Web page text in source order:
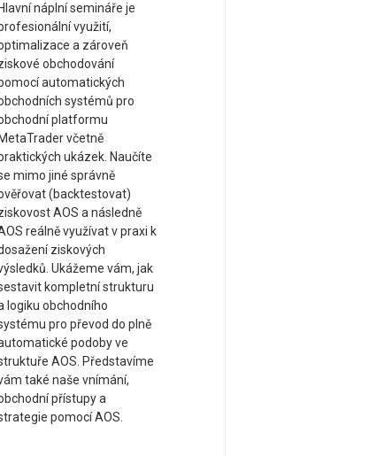
Hlavní náplní semináře je
využití,
a zároveň
obchodování
automatických
systémů pro
platformu
MetaTrader včetně
ukázek. Naučíte
mimo jiné správně
(backtestovat)
AOS a následně
reálně využívat v praxi k
ziskových
Ukážeme vám, jak
kompletní strukturu
logiku obchodního
pro převod do plně
podoby ve
AOS. Představíme
také naše vnímání,
přístupy a
pomocí AOS.